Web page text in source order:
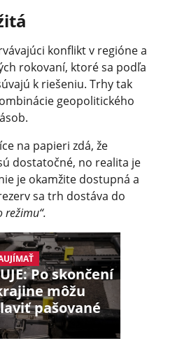
konflikt v regióne a
rokovaní, ktoré sa podľa
k riešeniu. Trhy tak
geopolitického
na papieri zdá, že
dostatočné, no realita je
je okamžite dostupná a
sa trh dostáva do
režimu“.
Po skončení
môžu
pašované